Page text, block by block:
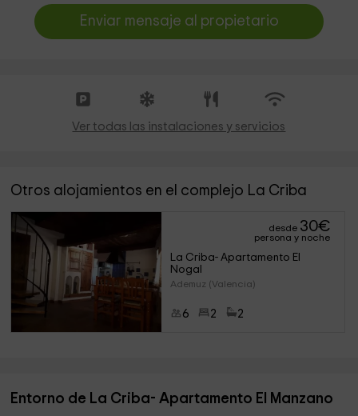
Enviar mensaje al propietario
Ver todas las instalaciones y servicios
Otros alojamientos en el complejo La Criba
desde 30€
persona y noche
La Criba- Apartamento El
Nogal
Ademuz (Valencia)
6 2 2
Entorno de La Criba- Apartamento El Manzano